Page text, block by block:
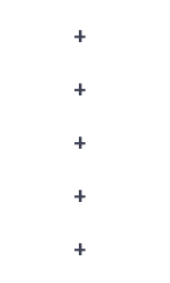
+
+
+
+
+